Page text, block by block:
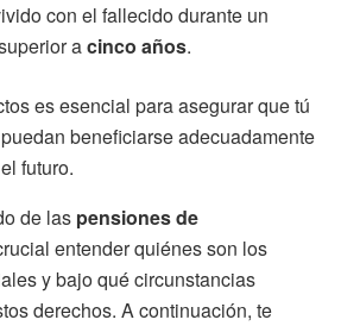
con el fallecido durante un
acinco años.
es esencial para asegurar que tú
beneficiarse adecuadamente
futuro.
de las pensiones de
entender quiénes son los
y bajo qué circunstancias
derechos. A continuación, te